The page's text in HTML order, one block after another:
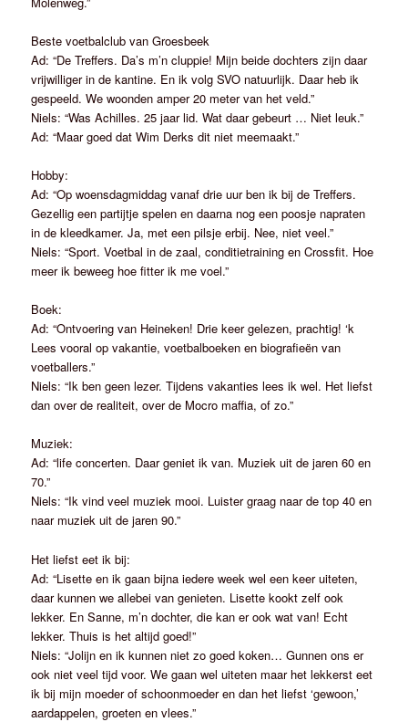
Beste voetbalclub van Groesbeek
Ad: “De Treffers. Da’s m’n cluppie! Mijn beide dochters zijn daar
vrijwilliger in de kantine. En ik volg SVO natuurlijk. Daar heb ik
gespeeld. We woonden amper 20 meter van het veld.”
Niels: “Was Achilles. 25 jaar lid. Wat daar gebeurt … Niet leuk.”
Ad: “Maar goed dat Wim Derks dit niet meemaakt.”
Hobby:
Ad: “Op woensdagmiddag vanaf drie uur ben ik bij de Treffers.
Gezellig een partijtje spelen en daarna nog een poosje napraten
in de kleedkamer. Ja, met een pilsje erbij. Nee, niet veel.”
Niels: “Sport. Voetbal in de zaal, conditietraining en Crossfit. Hoe
meer ik beweeg hoe fitter ik me voel.”
Boek:
Ad: “Ontvoering van Heineken! Drie keer gelezen, prachtig! ‘k
Lees vooral op vakantie, voetbalboeken en biografieën van
voetballers.”
Niels: “Ik ben geen lezer. Tijdens vakanties lees ik wel. Het liefst
dan over de realiteit, over de Mocro maffia, of zo.”
Muziek:
Ad: “life concerten. Daar geniet ik van. Muziek uit de jaren 60 en
70.”
Niels: “Ik vind veel muziek mooi. Luister graag naar de top 40 en
naar muziek uit de jaren 90.”
Het liefst eet ik bij:
Ad: “Lisette en ik gaan bijna iedere week wel een keer uiteten,
daar kunnen we allebei van genieten. Lisette kookt zelf ook
lekker. En Sanne, m’n dochter, die kan er ook wat van! Echt
lekker. Thuis is het altijd goed!”
Niels: “Jolijn en ik kunnen niet zo goed koken… Gunnen ons er
ook niet veel tijd voor. We gaan wel uiteten maar het lekkerst eet
ik bij mijn moeder of schoonmoeder en dan het liefst ‘gewoon,’
aardappelen, groeten en vlees.”